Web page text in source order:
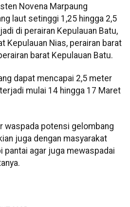
Novena Marpaung
laut setinggi 1,25 hingga 2,5
di perairan Kepulauan Batu,
Kepulauan Nias, perairan barat
barat Kepulauan Batu.
dapat mencapai 2,5 meter
mulai 14 hingga 17 Maret
waspada potensi gelombang
juga dengan masyarakat
pantai agar juga mewaspadai